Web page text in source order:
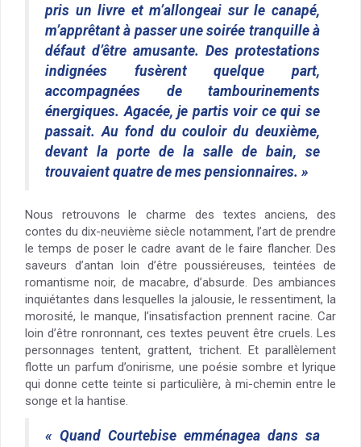
pris un livre et m’allongeai sur le canapé,
m’apprêtant à passer une soirée tranquille à
défaut d’être amusante. Des protestations
indignées fusèrent quelque part,
accompagnées de tambourinements
énergiques. Agacée, je partis voir ce qui se
passait. Au fond du couloir du deuxième,
devant la porte de la salle de bain, se
trouvaient quatre de mes pensionnaires. »
Nous retrouvons le charme des textes anciens, des
contes du dix-neuvième siècle notamment, l’art de prendre
le temps de poser le cadre avant de le faire flancher. Des
saveurs d’antan loin d’être poussiéreuses, teintées de
romantisme noir, de macabre, d’absurde. Des ambiances
inquiétantes dans lesquelles la jalousie, le ressentiment, la
morosité, le manque, l’insatisfaction prennent racine. Car
loin d’être ronronnant, ces textes peuvent être cruels. Les
personnages tentent, grattent, trichent. Et parallèlement
flotte un parfum d’onirisme, une poésie sombre et lyrique
qui donne cette teinte si particulière, à mi-chemin entre le
songe et la hantise.
« Quand Courtebise emménagea dans sa